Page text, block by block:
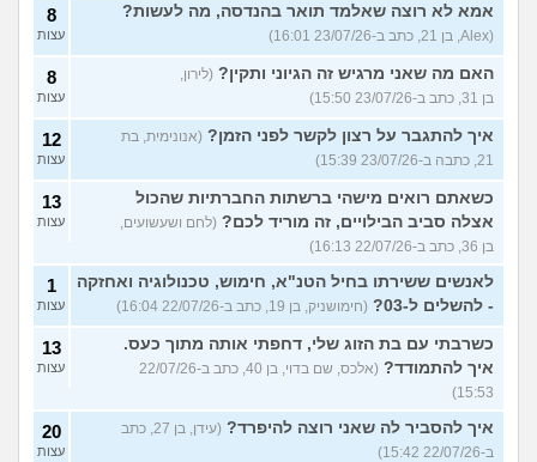
אמא לא רוצה שאלמד תואר בהנדסה, מה לעשות?
(Alex, בן 21, כתב ב-23/07/26 16:01)
8
עצות
האם מה שאני מרגיש זה הגיוני ותקין? (לירון,
בן 31, כתב ב-23/07/26 15:50)
8
עצות
איך להתגבר על רצון לקשר לפני הזמן? (אנונימית, בת
21, כתבה ב-23/07/26 15:39)
12
עצות
כשאתם רואים מישהי ברשתות החברתיות שהכול
אצלה סביב הבילויים, זה מוריד לכם? (לחם ושעשועים,
בן 36, כתב ב-22/07/26 16:13)
13
עצות
לאנשים ששירתו בחיל הטנ"א, חימוש, טכנולוגיה ואחזקה
- להשלים ל-03?
(חימושניק, בן 19, כתב ב-22/07/26 16:04)
1
עצות
כשרבתי עם בת הזוג שלי, דחפתי אותה מתוך כעס.
איך להתמודד?
(אלכס, שם בדוי, בן 40, כתב ב-22/07/26
15:53)
13
עצות
איך להסביר לה שאני רוצה להיפרד?
(עידן, בן 27, כתב
ב-22/07/26 15:42)
20
עצות